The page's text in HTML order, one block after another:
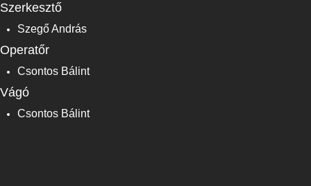
Szerkesztő
Szegő András
Operatőr
Csontos Bálint
Vágó
Csontos Bálint